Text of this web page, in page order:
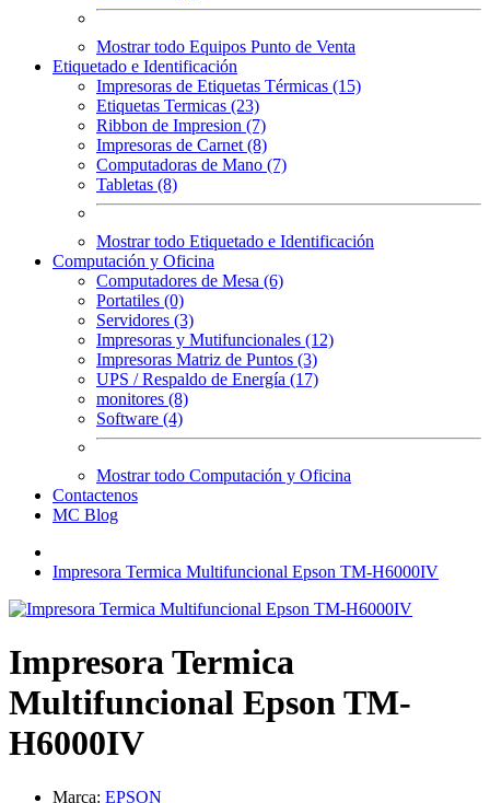
Mostrar todo Equipos Punto de Venta
Etiquetado e Identificación
Impresoras de Etiquetas Térmicas (15)
Etiquetas Termicas (23)
Ribbon de Impresion (7)
Impresoras de Carnet (8)
Computadoras de Mano (7)
Tabletas (8)
Mostrar todo Etiquetado e Identificación
Computación y Oficina
Computadores de Mesa (6)
Portatiles (0)
Servidores (3)
Impresoras y Mutifuncionales (12)
Impresoras Matriz de Puntos (3)
UPS / Respaldo de Energía (17)
monitores (8)
Software (4)
Mostrar todo Computación y Oficina
Contactenos
MC Blog
Impresora Termica Multifuncional Epson TM-H6000IV
Impresora Termica
Multifuncional Epson TM-
H6000IV
Marca: EPSON